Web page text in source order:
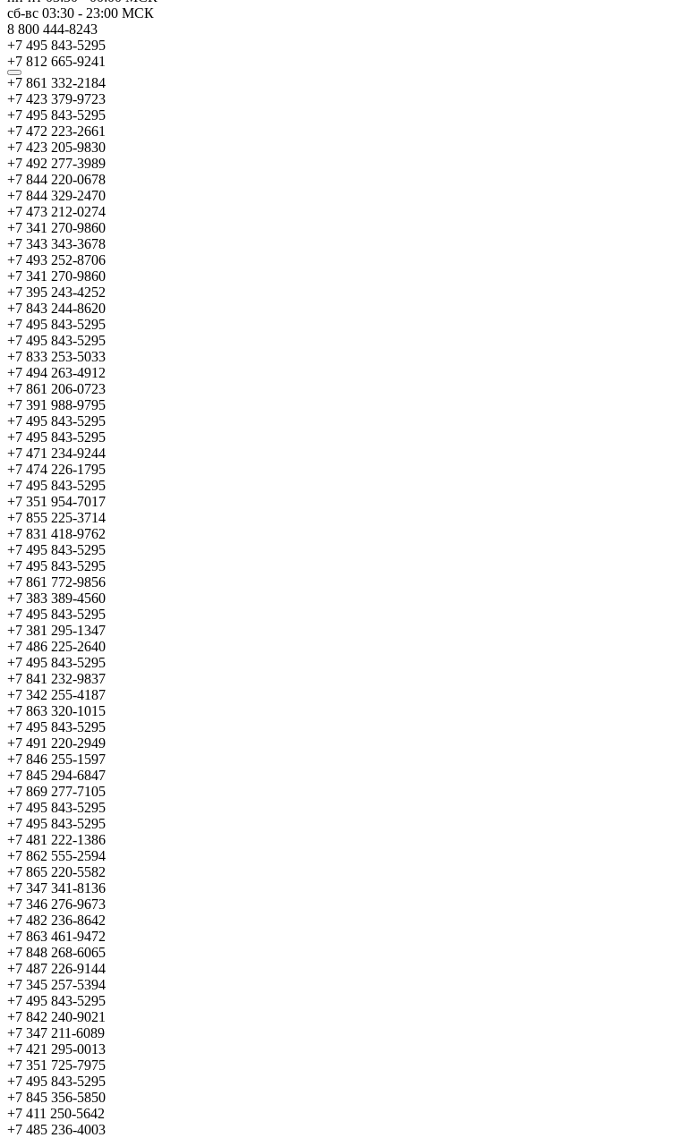
сб-вс 03:30 - 23:00 МСК
8 800 444-8243
+7 495 843-5295
+7 812 665-9241
+7 861 332-2184
+7 423 379-9723
+7 495 843-5295
+7 472 223-2661
+7 423 205-9830
+7 492 277-3989
+7 844 220-0678
+7 844 329-2470
+7 473 212-0274
+7 341 270-9860
+7 343 343-3678
+7 493 252-8706
+7 341 270-9860
+7 395 243-4252
+7 843 244-8620
+7 495 843-5295
+7 495 843-5295
+7 833 253-5033
+7 494 263-4912
+7 861 206-0723
+7 391 988-9795
+7 495 843-5295
+7 495 843-5295
+7 471 234-9244
+7 474 226-1795
+7 495 843-5295
+7 351 954-7017
+7 855 225-3714
+7 831 418-9762
+7 495 843-5295
+7 495 843-5295
+7 861 772-9856
+7 383 389-4560
+7 495 843-5295
+7 381 295-1347
+7 486 225-2640
+7 495 843-5295
+7 841 232-9837
+7 342 255-4187
+7 863 320-1015
+7 495 843-5295
+7 491 220-2949
+7 846 255-1597
+7 845 294-6847
+7 869 277-7105
+7 495 843-5295
+7 495 843-5295
+7 481 222-1386
+7 862 555-2594
+7 865 220-5582
+7 347 341-8136
+7 346 276-9673
+7 482 236-8642
+7 863 461-9472
+7 848 268-6065
+7 487 226-9144
+7 345 257-5394
+7 495 843-5295
+7 842 240-9021
+7 347 211-6089
+7 421 295-0013
+7 351 725-7975
+7 495 843-5295
+7 845 356-5850
+7 411 250-5642
+7 485 236-4003